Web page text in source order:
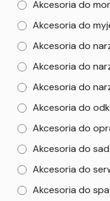
Akcesoria do
Akcesoria do
Akcesoria do
Akcesoria do
Akcesoria do
Akcesoria do
Akcesoria do
Akcesoria do
Akcesoria do
Akcesoria do